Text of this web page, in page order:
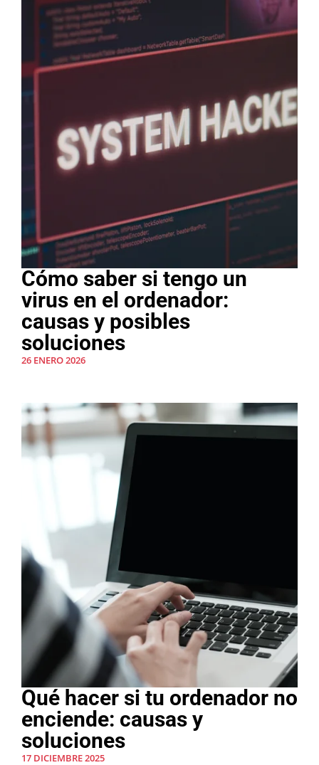
Cómo saber si tengo un
virus en el ordenador:
causas y posibles
soluciones
26 ENERO 2026
Qué hacer si tu ordenador no
enciende: causas y
soluciones
17 DICIEMBRE 2025